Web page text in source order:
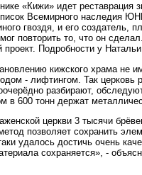
«Кижи» идет реставрация
Всемирного наследия
гвоздя, и его создатель,
повторить то, что он
проект. Подробности у
кижского храма не
- лифтингом. Так церковь
разбирают,
в 600 тонн держат
церкви 3 тысячи
позволяет сохранить
удалось достичь очень
сохраняется», -